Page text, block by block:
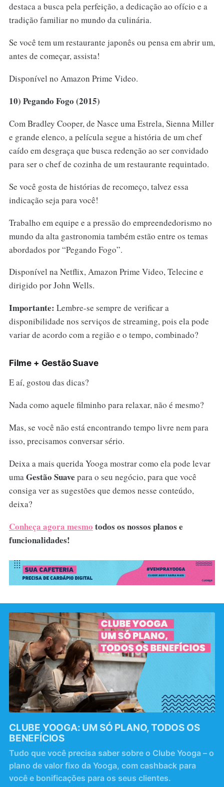
destaca a busca pela perfeição, a dedicação ao ofício e a
tradição familiar no mundo da culinária.
Se você tem um restaurante japonês ou pensa em abrir um,
antes de começar, assista!
Disponível no Amazon Prime Video.
10) Pegando Fogo (2015)
Com Bradley Cooper, de Nasce uma Estrela, Sienna Miller
e grande elenco, a película segue a história de um chef
caído em desgraça que busca redenção ao ser convidado
para ser o chef de cozinha de um restaurante requintado.
Se você gosta de histórias de recomeço, talvez essa
indicação seja para você!
Trabalho em equipe e a pressão do empreendedorismo no
mundo da alta gastronomia também estão entre os temas
abordados por “Pegando Fogo”.
Disponível na Netflix, Amazon Prime Video, Telecine e
dirigido por John Wells.
Importante: Lembre-se sempre de verificar a
disponibilidade nos serviços de streaming, pois ela pode
variar de acordo com a região e o tempo, combinado?
Filme + Gestão Suave
E aí, gostou das dicas?
Nada como aquele filminho para relaxar, não é mesmo?
Mas, se você não está encontrando tempo livre nem para
isso, precisamos conversar sério.
Deixa a mais querida Yooga mostrar como ela pode levar
umaGestão Suave para o seu negócio, para que você
consiga ver as sugestões que demos nesse conteúdo,
deixa?
Conheça agora mesmo todos os nossos planos e
funcionalidades!
CLUBE YOOGA: UM SÓ PLANO, TODOS OS
BENEFÍCIOS
Tudo que você precisa saber sobre o Clube Yooga – o
plano de valor fixo da Yooga, com cashback para
você e bonificações para os seus clientes.